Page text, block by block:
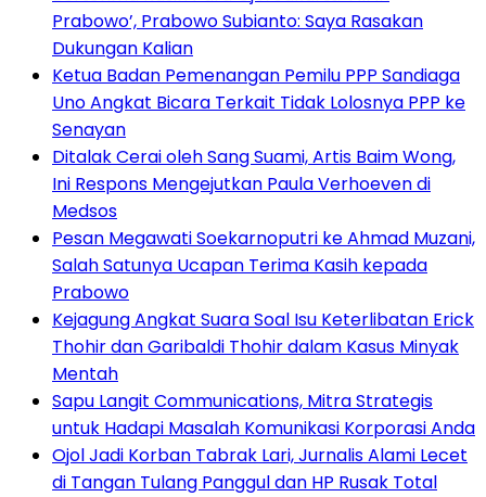
Prabowo’, Prabowo Subianto: Saya Rasakan
Dukungan Kalian
Ketua Badan Pemenangan Pemilu PPP Sandiaga
Uno Angkat Bicara Terkait Tidak Lolosnya PPP ke
Senayan
Ditalak Cerai oleh Sang Suami, Artis Baim Wong,
Ini Respons Mengejutkan Paula Verhoeven di
Medsos
Pesan Megawati Soekarnoputri ke Ahmad Muzani,
Salah Satunya Ucapan Terima Kasih kepada
Prabowo
Kejagung Angkat Suara Soal Isu Keterlibatan Erick
Thohir dan Garibaldi Thohir dalam Kasus Minyak
Mentah
Sapu Langit Communications, Mitra Strategis
untuk Hadapi Masalah Komunikasi Korporasi Anda
Ojol Jadi Korban Tabrak Lari, Jurnalis Alami Lecet
di Tangan Tulang Panggul dan HP Rusak Total